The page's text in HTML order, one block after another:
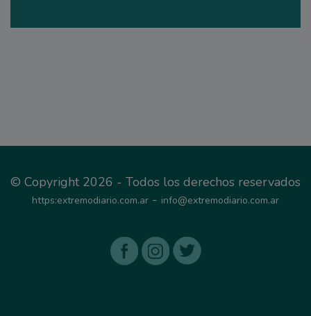
© Copyright 2026 - Todos los derechos reservados
https:extremodiario.com.ar - info@extremodiario.com.ar